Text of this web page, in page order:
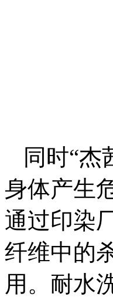
同时“
身体产生
通过印染
纤维中的
用。耐水